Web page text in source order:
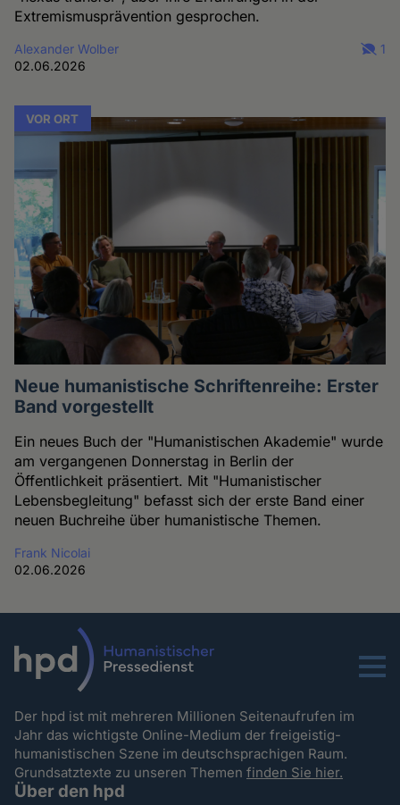
Extremismusprävention gesprochen.
Alexander Wolber
02.06.2026
1
VOR ORT
Neue humanistische Schriftenreihe: Erster
Band vorgestellt
Ein neues Buch der "Humanistischen Akademie" wurde
am vergangenen Donnerstag in Berlin der
Öffentlichkeit präsentiert. Mit "Humanistischer
Lebensbegleitung" befasst sich der erste Band einer
neuen Buchreihe über humanistische Themen.
Frank Nicolai
02.06.2026
Menu
Der hpd ist mit mehreren Millionen Seitenaufrufen im
Jahr das wichtigste Online-Medium der freigeistig-
humanistischen Szene im deutschsprachigen Raum.
Grundsatztexte zu unseren Themenfinden Sie hier.
Über den hpd